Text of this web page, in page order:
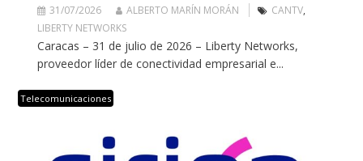
31/07/2026 ALBERTO MARÍN MORÁN CANTV,
LIBERTY NETWORKS
Caracas – 31 de julio de 2026 – Liberty Networks,
proveedor líder de conectividad empresarial e...
Telecomunicaciones